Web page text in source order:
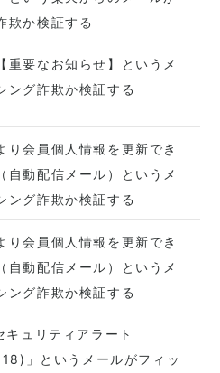
欺か検証する
重要なお知らせ】というメ
ング詐欺か検証する
り会員個人情報を更新でき
自動配信メール）というメ
ング詐欺か検証する
り会員個人情報を更新でき
自動配信メール）というメ
ング詐欺か検証する
キュリティアラート
」というメールがフィッ